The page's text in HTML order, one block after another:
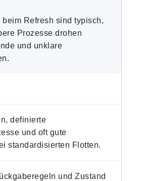
beim Refresh sind typisch,
Prozesse drohen
und unklare
definierte
und oft gute
standardisierten Flotten.
und Zustand